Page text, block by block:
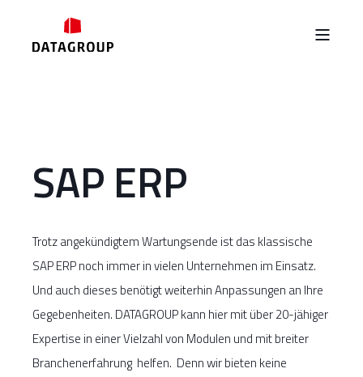
SAP ERP
Trotz angekündigtem Wartungsende ist das klassische
SAP ERP noch immer in vielen Unternehmen im Einsatz.
Und auch dieses benötigt weiterhin Anpassungen an Ihre
Gegebenheiten. DATAGROUP kann hier mit über 20-jähiger
Expertise in einer Vielzahl von Modulen und mit breiter
Branchenerfahrung helfen. Denn wir bieten keine